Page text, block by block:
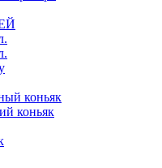
коньяк
коньяк